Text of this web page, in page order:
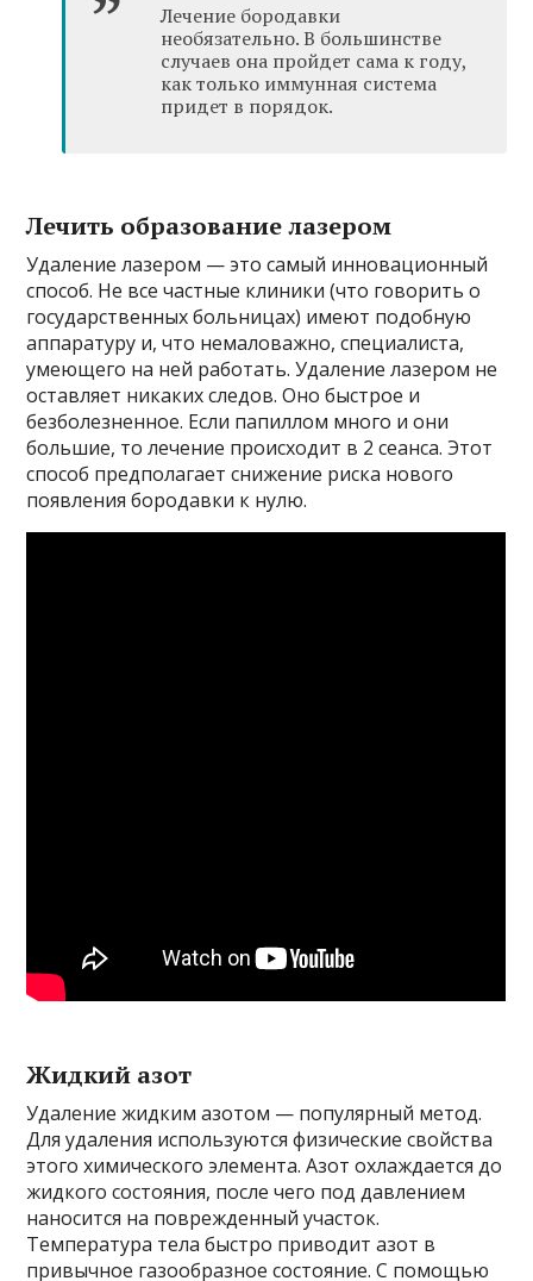
Лечение бородавки
необязательно. В большинстве
случаев она пройдет сама к году,
как только иммунная система
придет в порядок.
Лечить образование лазером
Удаление лазером — это самый инновационный
способ. Не все частные клиники (что говорить о
государственных больницах) имеют подобную
аппаратуру и, что немаловажно, специалиста,
умеющего на ней работать. Удаление лазером не
оставляет никаких следов. Оно быстрое и
безболезненное. Если папиллом много и они
большие, то лечение происходит в 2 сеанса. Этот
способ предполагает снижение риска нового
появления бородавки к нулю.
Жидкий азот
Удаление жидким азотом — популярный метод.
Для удаления используются физические свойства
этого химического элемента. Азот охлаждается до
жидкого состояния, после чего под давлением
наносится на поврежденный участок.
Температура тела быстро приводит азот в
привычное газообразное состояние. С помощью